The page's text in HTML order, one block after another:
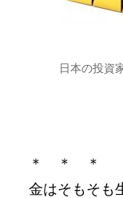
日本の投資
＊ ＊ ＊
金はそもそも